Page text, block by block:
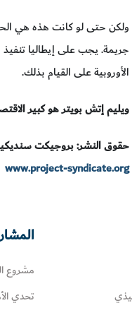
ولكن حتى لو كانت هذه هي
الأوروبية على القيام بذلك.
ويليم إتش بويتر هو كبير
حقوق النشر: بروجيكت سنديكيت،
www.project-syndicate.org
مشروع
تحدي